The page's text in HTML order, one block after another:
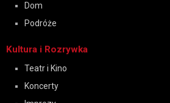
Dom
Podróże
Kultura i Rozrywka
Teatr i Kino
Koncerty